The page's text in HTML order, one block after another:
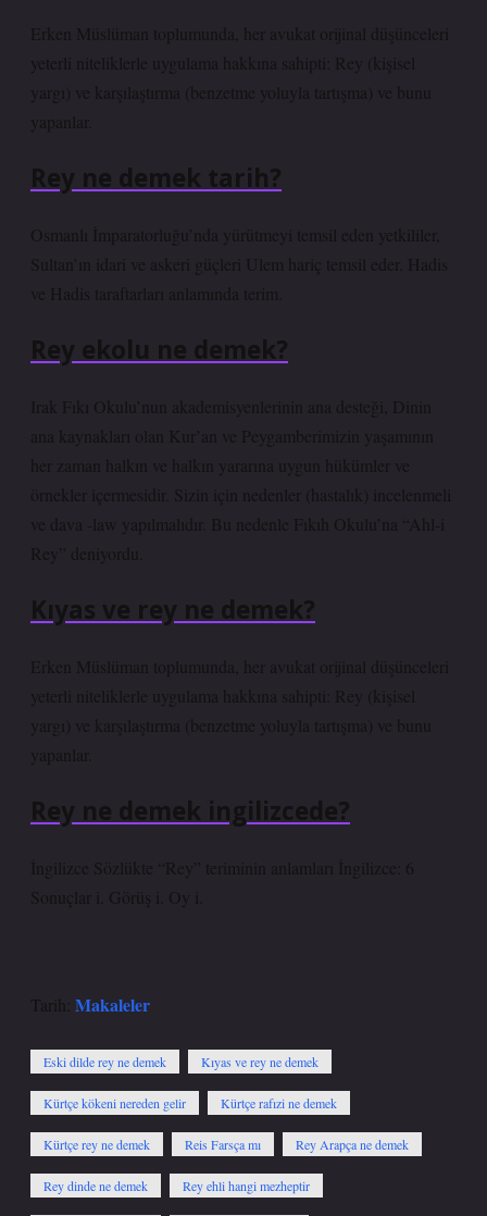
Erken Müslüman toplumunda, her avukat orijinal düşünceleri
yeterli niteliklerle uygulama hakkına sahipti: Rey (kişisel
yargı) ve karşılaştırma (benzetme yoluyla tartışma) ve bunu
yapanlar.
Rey ne demek tarih?
Osmanlı İmparatorluğu’nda yürütmeyi temsil eden yetkililer,
Sultan’ın idari ve askeri güçleri Ulem hariç temsil eder. Hadis
ve Hadis taraftarları anlamında terim.
Rey ekolu ne demek?
Irak Fıkı Okulu’nun akademisyenlerinin ana desteği, Dinin
ana kaynakları olan Kur’an ve Peygamberimizin yaşamının
her zaman halkın ve halkın yararına uygun hükümler ve
örnekler içermesidir. Sizin için nedenler (hastalık) incelenmeli
ve dava -law yapılmalıdır. Bu nedenle Fıkıh Okulu’na “Ahl-i
Rey” deniyordu.
Kıyas ve rey ne demek?
Erken Müslüman toplumunda, her avukat orijinal düşünceleri
yeterli niteliklerle uygulama hakkına sahipti: Rey (kişisel
yargı) ve karşılaştırma (benzetme yoluyla tartışma) ve bunu
yapanlar.
Rey ne demek ingilizcede?
İngilizce Sözlükte “Rey” teriminin anlamları İngilizce: 6
Sonuçlar i. Görüş i. Oy i.
Tarih: Makaleler
Eski dilde rey ne demek Kıyas ve rey ne demek
Kürtçe kökeni nereden gelir Kürtçe rafızi ne demek
Kürtçe rey ne demek Reis Farsça mı Rey Arapça ne demek
Rey dinde ne demek Rey ehli hangi mezheptir